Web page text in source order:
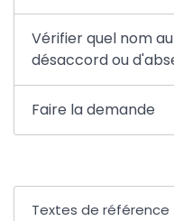
Vérifier quel nom
désaccord ou
Faire la demande
Textes de référence